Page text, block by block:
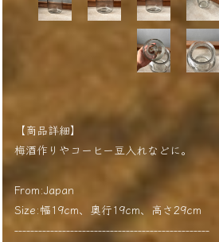
【商品詳細】
梅酒作りやコーヒー豆入れなどに。
From:Japan
Size:幅19cm、奥行19cm、高さ29cm
-------------------------------------------------